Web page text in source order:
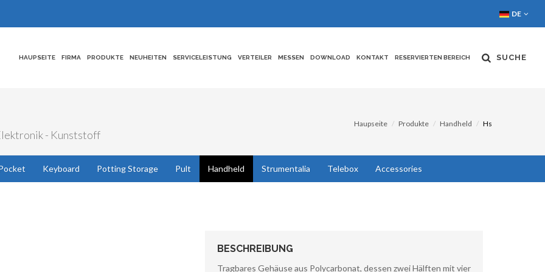
DE
HAUPSEITE FIRMA PRODUKTE NEUHEITEN SERVICELEISTUNG VERTEILER MESSEN DOWNLOAD KONTAKT RESERVIERTEN BEREICH SUCHE
- Kunststoff
Haupseite Produkte Handheld Hs
Keyboard Potting Storage Pult Handheld Strumentalia Telebox Accessories
BESCHREIBUNG
Tragbares Gehäuse aus Polycarbonat, dessen zwei Hälften mit vier